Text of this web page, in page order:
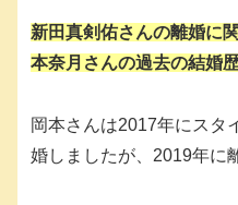
新田真剣佑さんの離婚に
本奈月さんの過去の結婚
岡本さんは2017年にスタ
婚しましたが、2019年に